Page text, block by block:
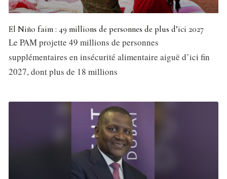
El Niño faim : 49 millions de personnes de plus d’ici 2027
Le PAM projette 49 millions de personnes
supplémentaires en insécurité alimentaire aiguë d’ici fin
2027, dont plus de 18 millions